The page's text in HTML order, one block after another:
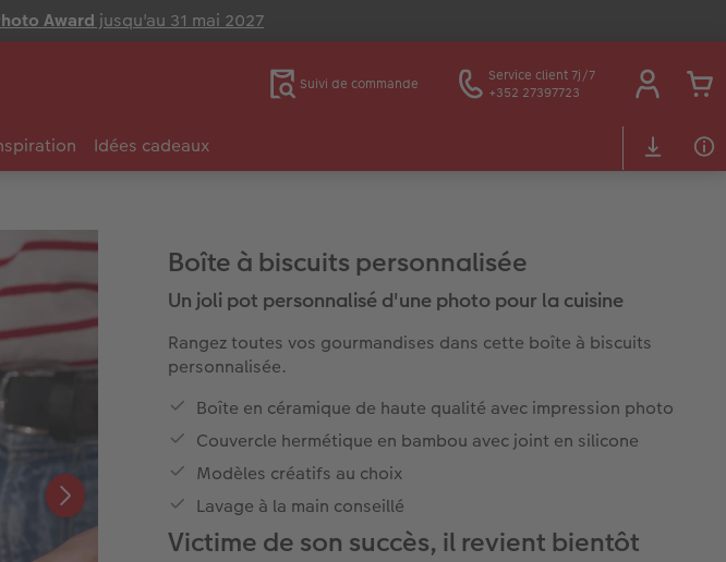
Award jusqu'au 31 mai 2027
Suivi de commande
Service client 7j/7
+352 27397723
Idées cadeaux
Boîte à biscuits personnalisée
Un joli pot personnalisé d'une photo pour la cuisine
Rangez toutes vos gourmandises dans cette boîte à biscuits
personnalisée.
Boîte en céramique de haute qualité avec impression photo
Couvercle hermétique en bambou avec joint en silicone
Modèles créatifs au choix
Lavage à la main conseillé
Victime de son succès, il revient bientôt